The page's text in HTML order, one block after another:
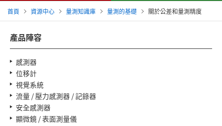
首頁 資源中心 量測知識庫 量測的基礎 關於公差和量測精度
產品陣容
感測器
位移計
視覺系統
流量 / 壓力感測器 / 記錄器
安全感測器
顯微鏡 / 表面測量儀